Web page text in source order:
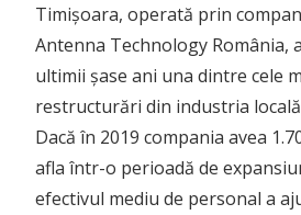
Timișoara, operată prin
Antenna Technology România,
ultimii șase ani una dintre cele
restructurări din industria
Dacă în 2019 compania avea
afla într-o perioadă de
efectivul mediu de personal a